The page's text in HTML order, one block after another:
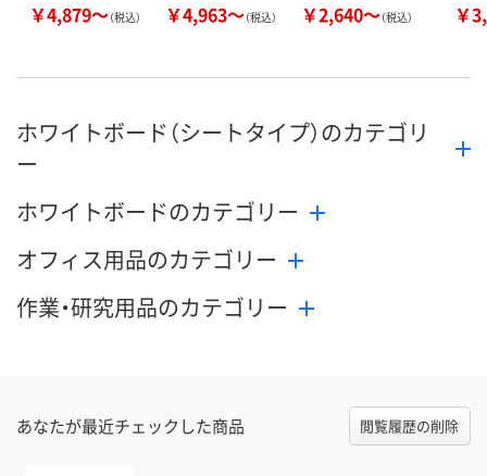
￥4,879～（税込） ￥4,963～（税込） ￥2,640～（税込） ￥
ホワイトボード（シートタイプ）のカテゴリ
ー
ホワイトボードのカテゴリー
オフィス用品のカテゴリー
作業・研究用品のカテゴリー
あなたが最近チェックした商品 閲覧履歴の削除